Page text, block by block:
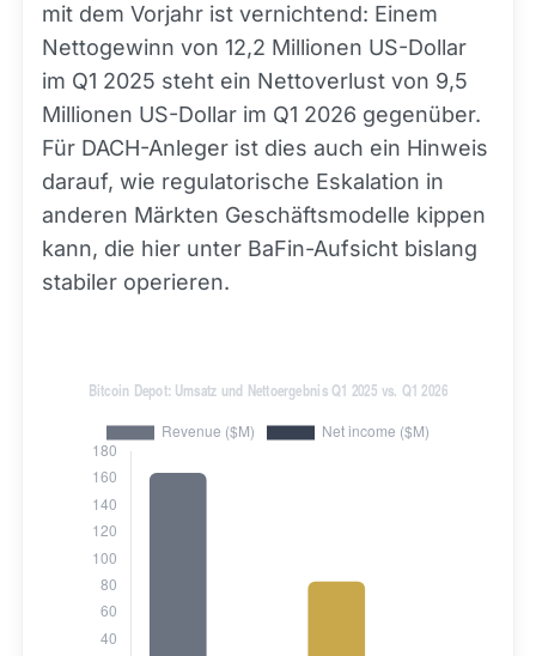
mit dem Vorjahr ist vernichtend: Einem
Nettogewinn von 12,2 Millionen US-Dollar
im Q1 2025 steht ein Nettoverlust von 9,5
Millionen US-Dollar im Q1 2026 gegenüber.
Für DACH-Anleger ist dies auch ein Hinweis
darauf, wie regulatorische Eskalation in
anderen Märkten Geschäftsmodelle kippen
kann, die hier unter BaFin-Aufsicht bislang
stabiler operieren.